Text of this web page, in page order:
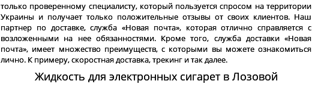
только проверенному специалисту, который пользуется спросом на территории
Украины и получает только положительные отзывы от своих клиентов. Наш
партнер по доставке, служба «Новая почта», которая отлично справляется с
возложенными на нее обязанностями. Кроме того, служба доставки «Новая
почта», имеет множество преимуществ, с которыми вы можете ознакомиться
лично. К примеру, скоростная доставка, трекинг и так далее.
Жидкость для электронных сигарет в Лозовой